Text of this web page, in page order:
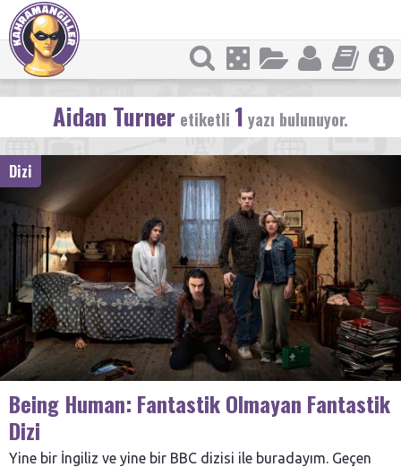
Aidan Turner etiketli 1 yazı bulunuyor.
Dizi
Being Human: Fantastik Olmayan Fantastik
Dizi
Yine bir İngiliz ve yine bir BBC dizisi ile buradayım. Geçen